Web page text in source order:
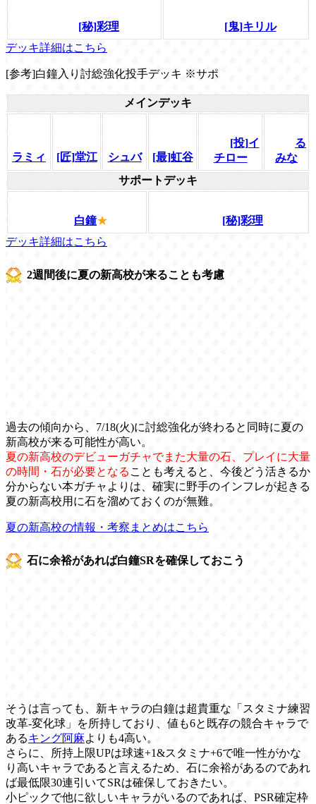
[秘]彩理
[鬼]キリル
デッキ詳細はこちら
[参考]白鐘入り討総強化投手デッキ ※サポ
メインデッキ
ラミィ [匠]堂江 シュバ [最]虹谷
[投]イ
チロー
る
みな
サポートデッキ
白鐘★
[秘]彩理
デッキ詳細はこちら
2週間後に夏の新高校が来ることも考慮
過去の傾向から、7/18(火)に討総強化が終わると同時に夏の
新高校が来る可能性が高い。
夏の新高校のデビューガチャでまた大量の石、プレイに大量
の時間・石が必要となる ことも考えると、今後どう活きるか
分からない本ガチャよりは、確実に野手のインフレが起きる
夏の新高校用に石を溜めておくのが無難。
夏の新高校の情報・考察まとめはこちら
石に余裕があれば白鐘SRを確保しておこう
そうは言っても、新キャラの白鐘は超貴重な「スタミナ練習
改革-変化球」を所持しており、値も6と既存の競合キャラで
あるキング阿麻よりも4高い。
さらに、所持上限UPは球速+1&スタミナ+6で唯一性がかな
り高いキャラであると言えるため、石に余裕があるのであれ
ば最低限30連引いてSRは確保しておきたい。
小ピックで他に欲しいキャラがいるのであれば、PSR確定枠